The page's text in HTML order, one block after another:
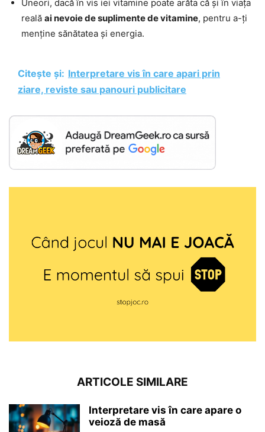
Uneori, dacă în vis iei vitamine poate arăta că și în viața
reală ai nevoie de suplimente de vitamine, pentru a-ți
menține sănătatea și energia.
Citește și: Interpretare vis în care apari prin
ziare, reviste sau panouri publicitare
ARTICOLE SIMILARE
Interpretare vis în care apare o
veioză de masă